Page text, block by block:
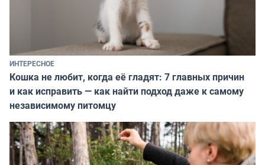
ИНТЕРЕСНОЕ
Кошка не любит, когда её гладят: 7 главных причин
и как исправить — как найти подход даже к самому
независимому питомцу